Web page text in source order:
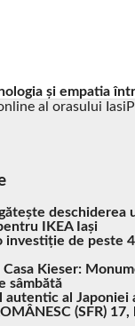
și empatia
deschiderea
IKEA Iași
investiție de peste
Kieser:
sâmbătă
autentic al Japoniei
(SFR)